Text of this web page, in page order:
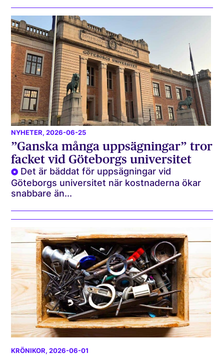
NYHETER, 2026-06-25
”Ganska många uppsägningar” tror
facket vid Göteborgs universitet
Det är bäddat för uppsägningar vid
Göteborgs universitet när kostnaderna ökar
snabbare än...
KRÖNIKOR, 2026-06-01